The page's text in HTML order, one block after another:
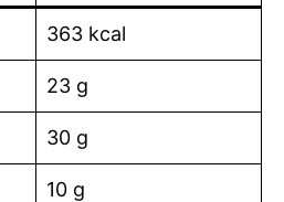
363 kcal
23 g
30 g
10 g